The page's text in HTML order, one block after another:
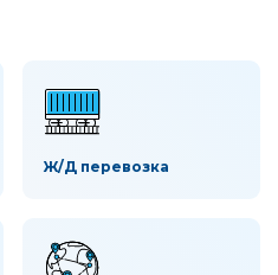
Ж/Д перевозка